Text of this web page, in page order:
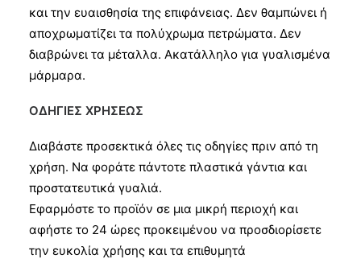
και την ευαισθησία της επιφάνειας. Δεν θαμπώνει ή
αποχρωματίζει τα πολύχρωμα πετρώματα. Δεν
διαβρώνει τα μέταλλα. Ακατάλληλο για γυαλισμένα
μάρμαρα.
ΟΔΗΓΙΕΣ ΧΡΗΣΕΩΣ
Διαβάστε προσεκτικά όλες τις οδηγίες πριν από τη
χρήση. Να φοράτε πάντοτε πλαστικά γάντια και
προστατευτικά γυαλιά.
Εφαρμόστε το προϊόν σε μια μικρή περιοχή και
αφήστε το 24 ώρες προκειμένου να προσδιορίσετε
την ευκολία χρήσης και τα επιθυμητά